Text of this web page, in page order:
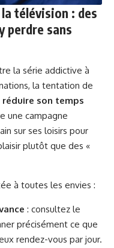
télévision : des
perdre sans
la série addictive à
la tentation de
réduire son temps
une campagne
sur ses loisirs pour
plutôt que des «
à toutes les envies :
: consultez le
précisément ce que
rendez-vous par jour.